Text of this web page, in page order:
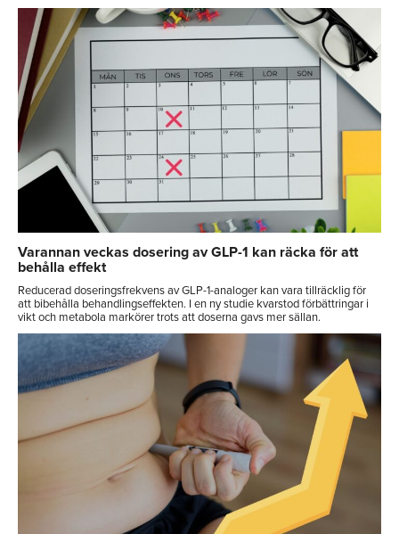
Varannan veckas dosering av GLP-1 kan räcka för att
behålla effekt
Reducerad doseringsfrekvens av GLP-1-analoger kan vara tillräcklig för
att bibehålla behandlingseffekten. I en ny studie kvarstod förbättringar i
vikt och metabola markörer trots att doserna gavs mer sällan.